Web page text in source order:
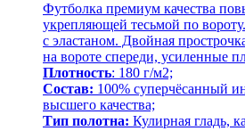
Футболка премиум качества
укрепляющей тесьмой по
с эластаном. Двойная
на вороте спереди, усиленные
Плотность: 180 г/м2;
Состав: 100% суперчёсанный
высшего качества;
Тип полотна: Кулирная гладь,